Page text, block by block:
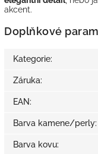
akcent.
Doplňkové
Kategorie:
Záruka:
EAN:
Barva kamene/perly:
Barva kovu: